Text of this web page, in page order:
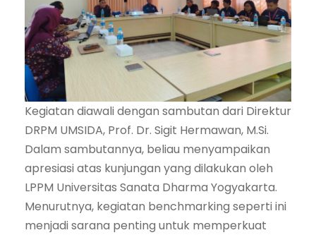
Kegiatan diawali dengan sambutan dari Direktur
DRPM UMSIDA, Prof. Dr. Sigit Hermawan, M.Si.
Dalam sambutannya, beliau menyampaikan
apresiasi atas kunjungan yang dilakukan oleh
LPPM Universitas Sanata Dharma Yogyakarta.
Menurutnya, kegiatan benchmarking seperti ini
menjadi sarana penting untuk memperkuat